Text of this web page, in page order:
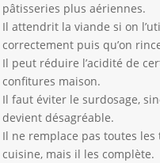
pâtisseries plus aériennes.
Il attendrit la viande si on
correctement puis qu’on
Il peut réduire l’acidité de
confitures maison.
Il faut éviter le surdosage,
devient désagréable.
Il ne remplace pas toutes les
cuisine, mais il les complète.